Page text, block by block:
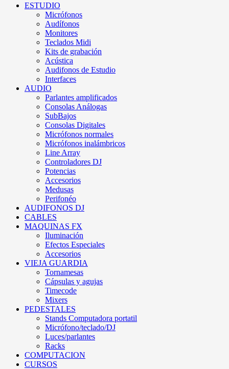
ESTUDIO
Micrófonos
Audífonos
Monitores
Teclados Midi
Kits de grabación
Acústica
Audifonos de Estudio
Interfaces
AUDIO
Parlantes amplificados
Consolas Análogas
SubBajos
Consolas Digitales
Micrófonos normales
Micrófonos inalámbricos
Line Array
Controladores DJ
Potencias
Accesorios
Medusas
Perifonéo
AUDIFONOS DJ
CABLES
MAQUINAS FX
Iluminación
Efectos Especiales
Accesorios
VIEJA GUARDIA
Tornamesas
Cápsulas y agujas
Timecode
Mixers
PEDESTALES
Stands Computadora portatil
Micrófono/teclado/DJ
Luces/parlantes
Racks
COMPUTACION
CURSOS